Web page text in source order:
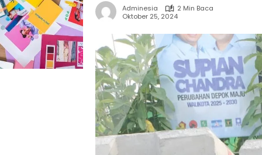
Adminesia
2 Min Baca
Oktober 25, 2024